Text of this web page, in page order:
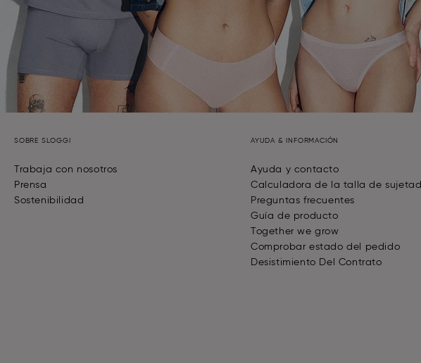
SOBRE SLOGGI
Trabaja con nosotros
Prensa
Sostenibilidad
AYUDA & INFORMACIÓN
Ayuda y contacto
Calculadora de la talla de
Preguntas frecuentes
Guía de producto
Together we grow
Comprobar estado del pedido
Desistimiento Del Contrato